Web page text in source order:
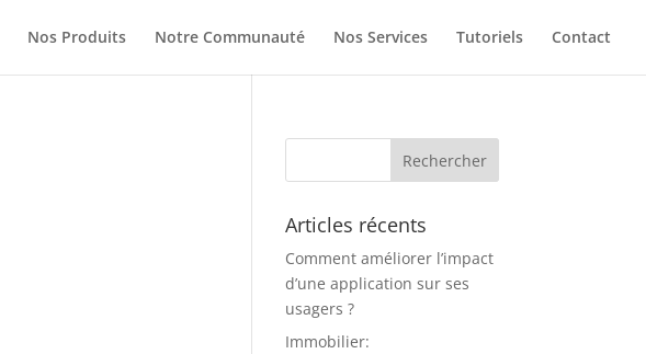
Nos Produits Notre Communauté Nos Services Tutoriels Contact
Articles récents
Comment améliorer l’impact
d’une application sur ses
usagers ?
Immobilier: